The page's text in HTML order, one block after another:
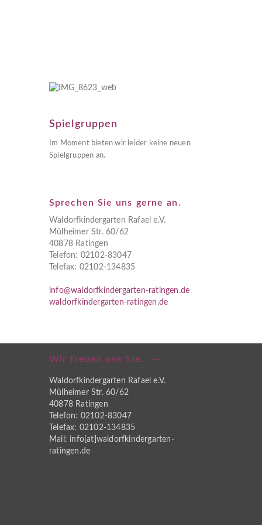
Spielgruppen
Im Moment bieten wir leider keine neuen
Spielgruppen an.
Sprechen Sie uns gerne an.
Waldorfkindergarten Rafael e.V.
Mülheimer Str. 60/62
40878 Ratingen
Telefon: 02102-83047
Telefax: 02102-134835
info@waldorfkindergarten-ratingen.de
waldorfkindergarten-ratingen.de
Wir freuen uns Sie.
Waldorfkindergarten Rafael e.V.
Mülheimer Str. 60/62
40878 Ratingen
Telefon: 02102-83047
Telefax: 02102-134835
Mail: info[at]waldorfkindergarten-
ratingen.de